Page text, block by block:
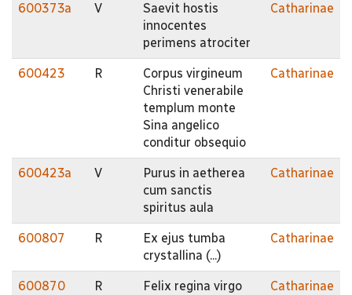
600373a V
Saevit hostis
innocentes
perimens atrociter
Catharinae
600423 R
Corpus virgineum
Christi venerabile
templum monte
Sina angelico
conditur obsequio
Catharinae
600423a V
Purus in aetherea
cum sanctis
spiritus aula
Catharinae
600807 R
Ex ejus tumba
crystallina (...)
Catharinae
600870 R
Felix regina virgo
Catharinae